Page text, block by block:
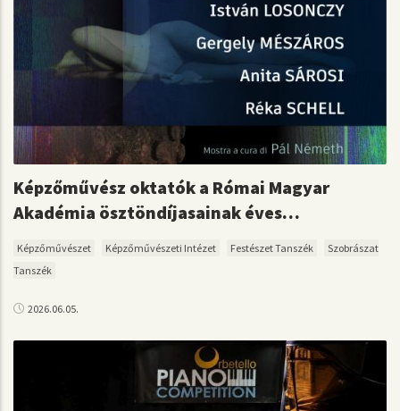
Képzőművész oktatók a Római Magyar
Akadémia ösztöndíjasainak éves…
Képzőművészet Képzőművészeti Intézet Festészet Tanszék
Szobrászat
Tanszék
2026.06.05.